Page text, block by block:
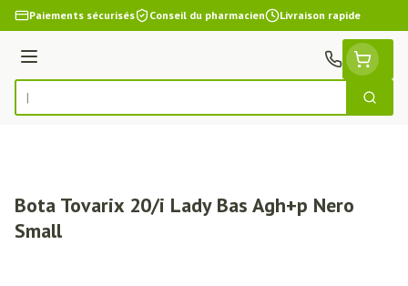
Aller au contenu
Paiements sécurisés Conseil du pharmacien Livraison rapide
Menu
Rechercher
Bota Tovarix 20/i Lady Bas Agh+p Nero
Small